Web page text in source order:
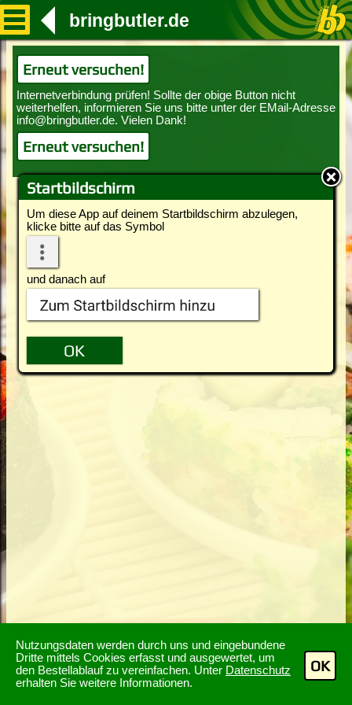
Nutzungsdaten werden durch uns und eingebundene
Dritte mittels Cookies erfasst und ausgewertet, um
den Bestellablauf zu vereinfachen. Unter Datenschutz
erhalten Sie weitere Informationen.
OK
Startbildschirm
Um diese App auf deinem Startbildschirm abzulegen,
klicke bitte auf das Symbol
und danach auf
bringbutler.de
Erneut versuchen!
Erneut versuchen!